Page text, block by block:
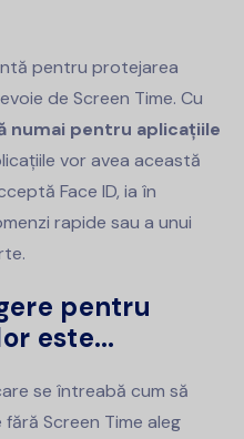
pentru protejarea
de Screen Time. Cu
numai pentru aplicațiile
vor avea această
Face ID, ia în
rapide sau a unui
pentru
este...
se întreabă cum să
Screen Time aleg